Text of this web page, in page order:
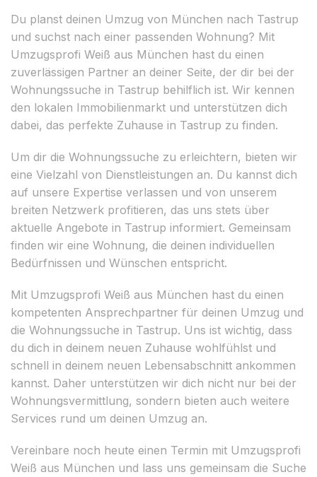
Du planst deinen Umzug von München nach Tastrup
und suchst nach einer passenden Wohnung? Mit
Umzugsprofi Weiß aus München hast du einen
zuverlässigen Partner an deiner Seite, der dir bei der
Wohnungssuche in Tastrup behilflich ist. Wir kennen
den lokalen Immobilienmarkt und unterstützen dich
dabei, das perfekte Zuhause in Tastrup zu finden.
Um dir die Wohnungssuche zu erleichtern, bieten wir
eine Vielzahl von Dienstleistungen an. Du kannst dich
auf unsere Expertise verlassen und von unserem
breiten Netzwerk profitieren, das uns stets über
aktuelle Angebote in Tastrup informiert. Gemeinsam
finden wir eine Wohnung, die deinen individuellen
Bedürfnissen und Wünschen entspricht.
Mit Umzugsprofi Weiß aus München hast du einen
kompetenten Ansprechpartner für deinen Umzug und
die Wohnungssuche in Tastrup. Uns ist wichtig, dass
du dich in deinem neuen Zuhause wohlfühlst und
schnell in deinem neuen Lebensabschnitt ankommen
kannst. Daher unterstützen wir dich nicht nur bei der
Wohnungsvermittlung, sondern bieten auch weitere
Services rund um deinen Umzug an.
Vereinbare noch heute einen Termin mit Umzugsprofi
Weiß aus München und lass uns gemeinsam die Suche